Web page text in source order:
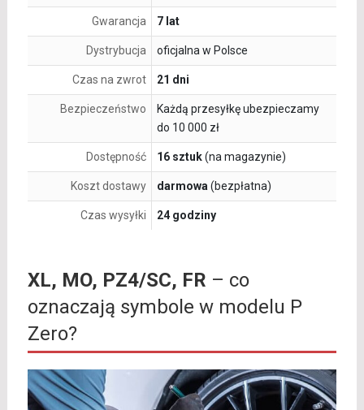
Gwarancja 7 lat
Dystrybucja oficjalna w Polsce
Czas na zwrot 21 dni
Bezpieczeństwo
Każdą przesyłkę ubezpieczamy
do 10 000 zł
Dostępność 16 sztuk(na magazynie)
Koszt dostawy darmowa (bezpłatna)
Czas wysyłki 24 godziny
XL, MO, PZ4/SC, FR – co
oznaczają symbole w modelu P
Zero?